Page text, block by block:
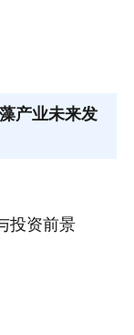
产业未来发
投资前景